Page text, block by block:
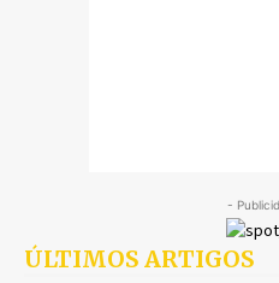
-
ÚLTIMOS ARTIGOS